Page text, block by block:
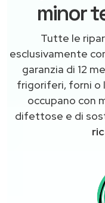
minor
Tutte le
esclusivamente
garanzia di 12
frigoriferi, forni o
occupano con
difettose e di